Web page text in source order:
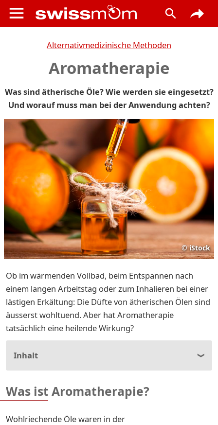
Alternativmedizinische Methoden
Aromatherapie
Was sind ätherische Öle? Wie werden sie eingesetzt?
Und worauf muss man bei der Anwendung achten?
© iStock
Ob im wärmenden Vollbad, beim Entspannen nach
einem langen Arbeitstag oder zum Inhalieren bei einer
lästigen Erkältung: Die Düfte von ätherischen Ölen sind
äusserst wohltuend. Aber hat Aromatherapie
tatsächlich eine heilende Wirkung?
Inhalt
Was ist Aromatherapie?
Wohlriechende Öle waren in der